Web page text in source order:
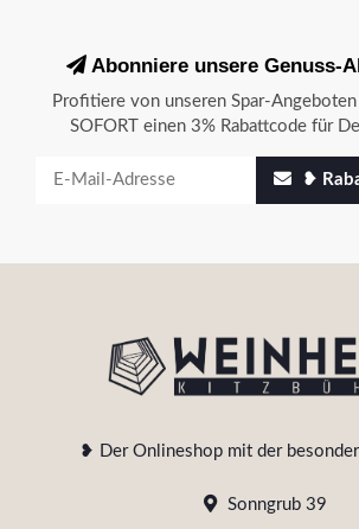
Abonniere unsere Genuss-
Profitiere von unseren Spar-
SOFORT einen 3% Rabattcode für
❥
❥ Der Onlineshop mit der
Sonngrub 39